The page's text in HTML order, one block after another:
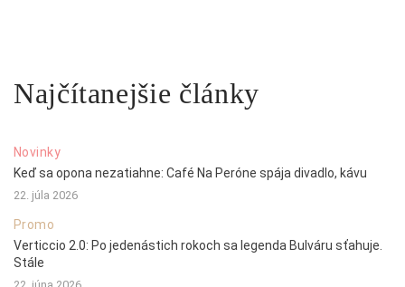
Najčítanejšie články
Novinky
Keď sa opona nezatiahne: Café Na Peróne spája divadlo, kávu
22. júla 2026
Promo
Verticcio 2.0: Po jedenástich rokoch sa legenda Bulváru sťahuje.
Stále